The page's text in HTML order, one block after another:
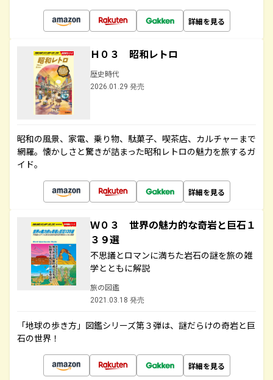
詳細を見る
Ｈ０３ 昭和レトロ
歴史時代
2026.01.29 発売
昭和の風景、家電、乗り物、駄菓子、喫茶店、カルチャーまで
網羅。懐かしさと驚きが詰まった昭和レトロの魅力を旅するガ
イド。
詳細を見る
Ｗ０３ 世界の魅力的な奇岩と巨石１
３９選
不思議とロマンに満ちた岩石の謎を旅の雑
学とともに解説
旅の図鑑
2021.03.18 発売
「地球の歩き方」図鑑シリーズ第３弾は、謎だらけの奇岩と巨
石の世界！
詳細を見る